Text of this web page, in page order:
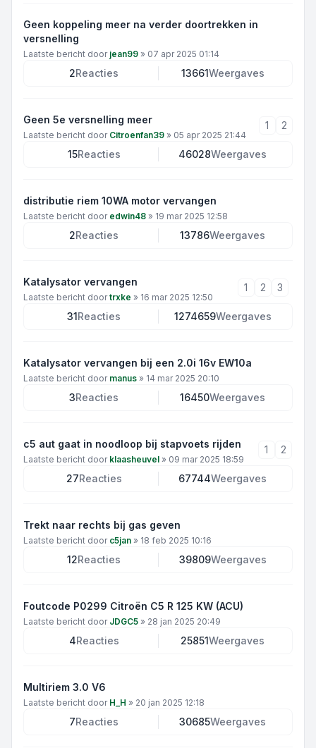
Geen koppeling meer na verder doortrekken in
versnelling
Laatste bericht door jean99 » 07 apr 2025 01:14
2Reacties 13661Weergaves
Geen 5e versnelling meer
Laatste bericht door Citroenfan39 » 05 apr 2025 21:44
1 2
15Reacties 46028Weergaves
distributie riem 10WA motor vervangen
Laatste bericht door edwin48 » 19 mar 2025 12:58
2Reacties 13786Weergaves
Katalysator vervangen
Laatste bericht doortrxke » 16 mar 2025 12:50
1 2 3
31Reacties 1274659Weergaves
Katalysator vervangen bij een 2.0i 16v EW10a
Laatste bericht door manus » 14 mar 2025 20:10
3Reacties 16450Weergaves
c5 aut gaat in noodloop bij stapvoets rijden
Laatste bericht door klaasheuvel » 09 mar 2025 18:59
1 2
27Reacties 67744Weergaves
Trekt naar rechts bij gas geven
Laatste bericht door c5jan » 18 feb 2025 10:16
12Reacties 39809Weergaves
Foutcode P0299 Citroën C5 R 125 KW (ACU)
Laatste bericht door JDGC5 » 28 jan 2025 20:49
4Reacties 25851Weergaves
Multiriem 3.0 V6
Laatste bericht door H_H » 20 jan 2025 12:18
7Reacties 30685Weergaves